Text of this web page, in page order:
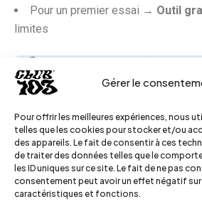
Gérer le
Pour offrir les meilleures expériences, nous
telles que les cookies pour stocker et/ou
des appareils. Le fait de consentir à ces
de traiter des données telles que le
les ID uniques sur ce site. Le fait de ne pas
consentement peut avoir un effet négatif
caractéristiques et fonctions.
Pour un premier essai → Outil
limites
Si vous voulez un sitevraiment
vaut passer par une agence comme
les erreurs et avoir un site